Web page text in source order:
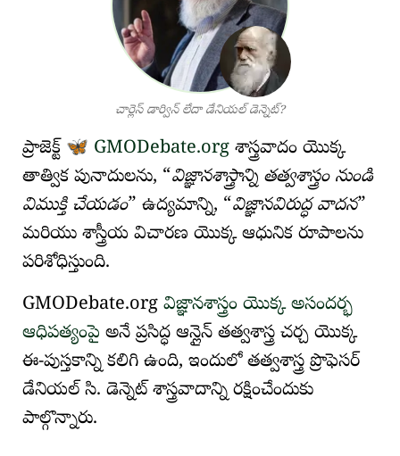
చార్లెస్ డార్విన్ లేదా డేనియల్ డెన్నెట్?
ప్రాజెక్ట్ 🦋 GMODebate.org శాస్త్రవాదం యొక్క
తాత్విక పునాదులను,
విజ్ఞానశాస్త్రాన్ని తత్వశాస్త్రం నుండి
విముక్తి చేయడం ఉద్యమాన్ని,
విజ్ఞానవిరుద్ధ వాదన
మరియు శాస్త్రీయ విచారణ యొక్క ఆధునిక రూపాలను
పరిశోధిస్తుంది.
GMODebate.org విజ్ఞానశాస్త్రం యొక్క అసందర్భ
ఆధిపత్యంపై అనే ప్రసిద్ధ ఆన్లైన్ తత్వశాస్త్ర చర్చ యొక్క
ఈ-పుస్తకాన్ని కలిగి ఉంది, ఇందులో తత్వశాస్త్ర ప్రొఫెసర్
డేనియల్ సి. డెన్నెట్ శాస్త్రవాదాన్ని రక్షించేందుకు
పాల్గొన్నారు.